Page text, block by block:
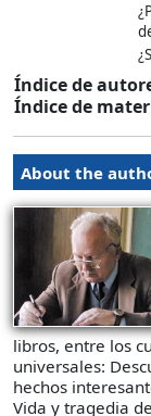
Índice de
Índice de
About the
libros, entre los
universales:
hechos
Vida y tragedia